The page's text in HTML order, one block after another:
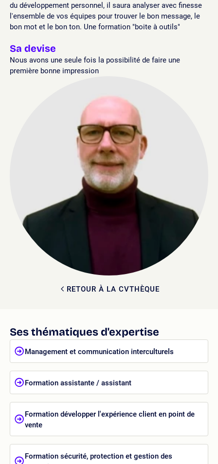
RETOUR À LA CVTHÈQUE
du développement personnel, il saura analyser avec finesse
l'ensemble de vos équipes pour trouver le bon message, le
bon mot et le bon ton. Une formation "boite à outils"
Sa devise
Nous avons une seule fois la possibilité de faire une
première bonne impression
Ses thématiques d'expertise
Management et communication interculturels
Formation assistante / assistant
Formation développer l'expérience client en point de
vente
Formation sécurité, protection et gestion des